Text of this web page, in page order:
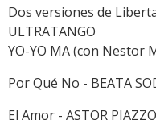
Dos versiones de
ULTRATANGO
YO-YO MA (con Nestor
Por Qué No - BEATA
El Amor - ASTOR